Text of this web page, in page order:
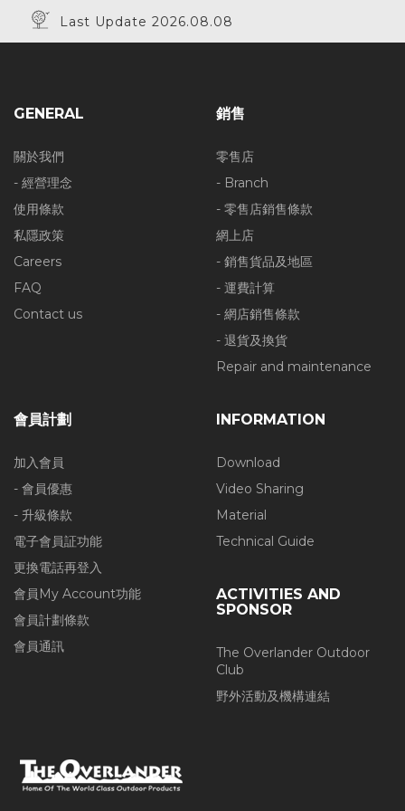
Last Update 2026.08.08
GENERAL
關於我們
- 經營理念
使用條款
私隱政策
Careers
FAQ
Contact us
銷售
零售店
- Branch
- 零售店銷售條款
網上店
- 銷售貨品及地區
- 運費計算
- 網店銷售條款
- 退貨及換貨
Repair and maintenance
會員計劃
加入會員
- 會員優惠
- 升級條款
電子會員証功能
更換電話再登入
會員My Account功能
會員計劃條款
會員通訊
INFORMATION
Download
Video Sharing
Material
Technical Guide
ACTIVITIES AND
SPONSOR
The Overlander Outdoor
Club
野外活動及機構連結